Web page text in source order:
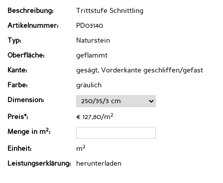
Beschreibung: Trittstufe Schnittling
Artikelnummer: PD03140
Typ: Naturstein
Oberfläche: geflammt
Kante: gesägt, Vorderkante geschliffen/gefast
Farbe: gräulich
Dimension:
Preis*: € 127,80/m2
Menge in m2:
Einheit: m2
Leistungserklärung: herunterladen